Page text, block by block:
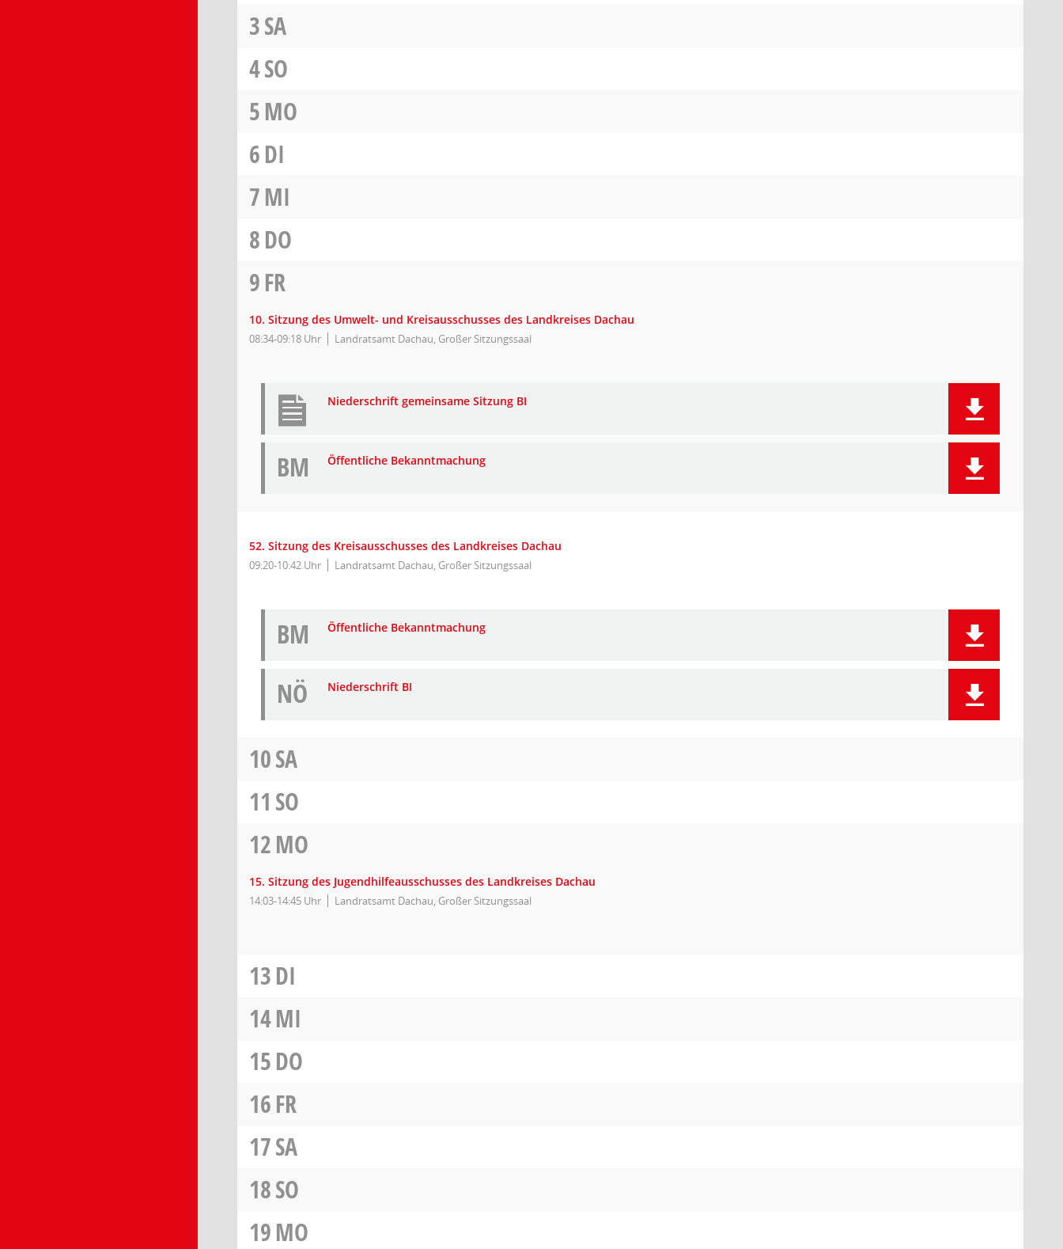
3SA
4SO
5MO
6DI
7MI
8DO
9FR
10. Sitzung des Umwelt- und Kreisausschusses des Landkreises Dachau
08:34-09:18 Uhr Landratsamt Dachau, Großer Sitzungssaal
Niederschrift gemeinsame Sitzung BI
BM Öffentliche Bekanntmachung
52. Sitzung des Kreisausschusses des Landkreises Dachau
09:20-10:42 Uhr Landratsamt Dachau, Großer Sitzungssaal
BM Öffentliche Bekanntmachung
NÖ Niederschrift BI
10SA
11 SO
12MO
15. Sitzung des Jugendhilfeausschusses des Landkreises Dachau
14:03-14:45 Uhr Landratsamt Dachau, Großer Sitzungssaal
13DI
14MI
15DO
16FR
17SA
18SO
19MO